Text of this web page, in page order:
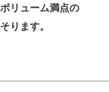
リューム満点の
ります。